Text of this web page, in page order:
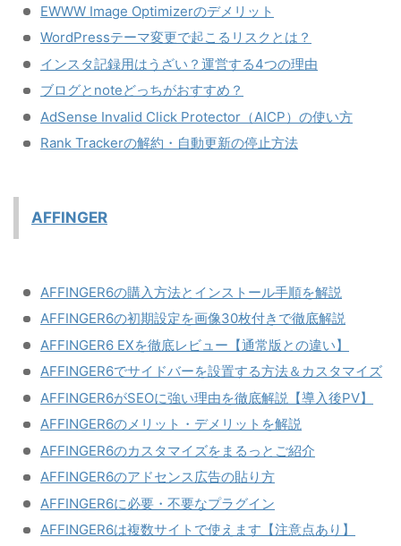
EWWW Image Optimizerのデメリット
WordPressテーマ変更で起こるリスクとは？
インスタ記録用はうざい？運営する4つの理由
ブログとnoteどっちがおすすめ？
AdSense Invalid Click Protector（AICP）の使い方
Rank Trackerの解約・自動更新の停止方法
AFFINGER
AFFINGER6の購入方法とインストール手順を解説
AFFINGER6の初期設定を画像30枚付きで徹底解説
AFFINGER6 EXを徹底レビュー【通常版との違い】
AFFINGER6でサイドバーを設置する方法＆カスタマイズ
AFFINGER6がSEOに強い理由を徹底解説【導入後PV】
AFFINGER6のメリット・デメリットを解説
AFFINGER6のカスタマイズをまるっとご紹介
AFFINGER6のアドセンス広告の貼り方
AFFINGER6に必要・不要なプラグイン
AFFINGER6は複数サイトで使えます【注意点あり】